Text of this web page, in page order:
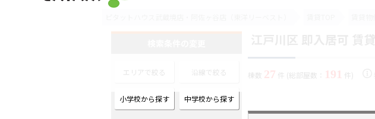
棟数 27 件 (総部屋数： 191 件)
エリアで絞る 沿線で絞る
小学校から探す 中学校から探す